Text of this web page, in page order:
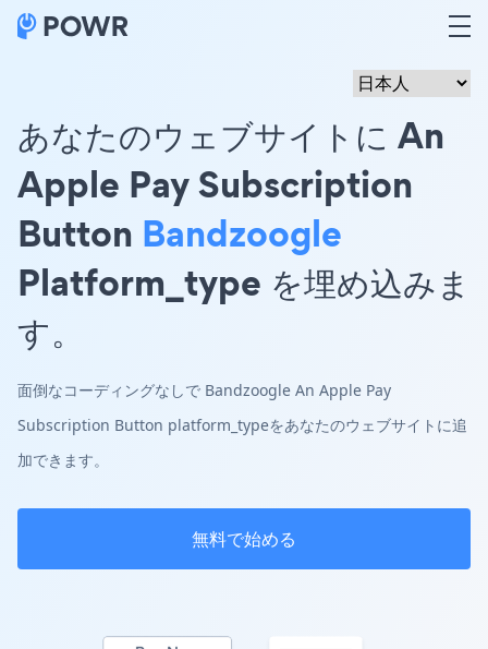
あなたのウェブサイトに An
Apple Pay Subscription
Button Bandzoogle
Platform_type を埋め込みま
す。
面倒なコーディングなしで Bandzoogle An Apple Pay
Subscription Button platform_typeをあなたのウェブサイトに追
加できます。
無料で始める